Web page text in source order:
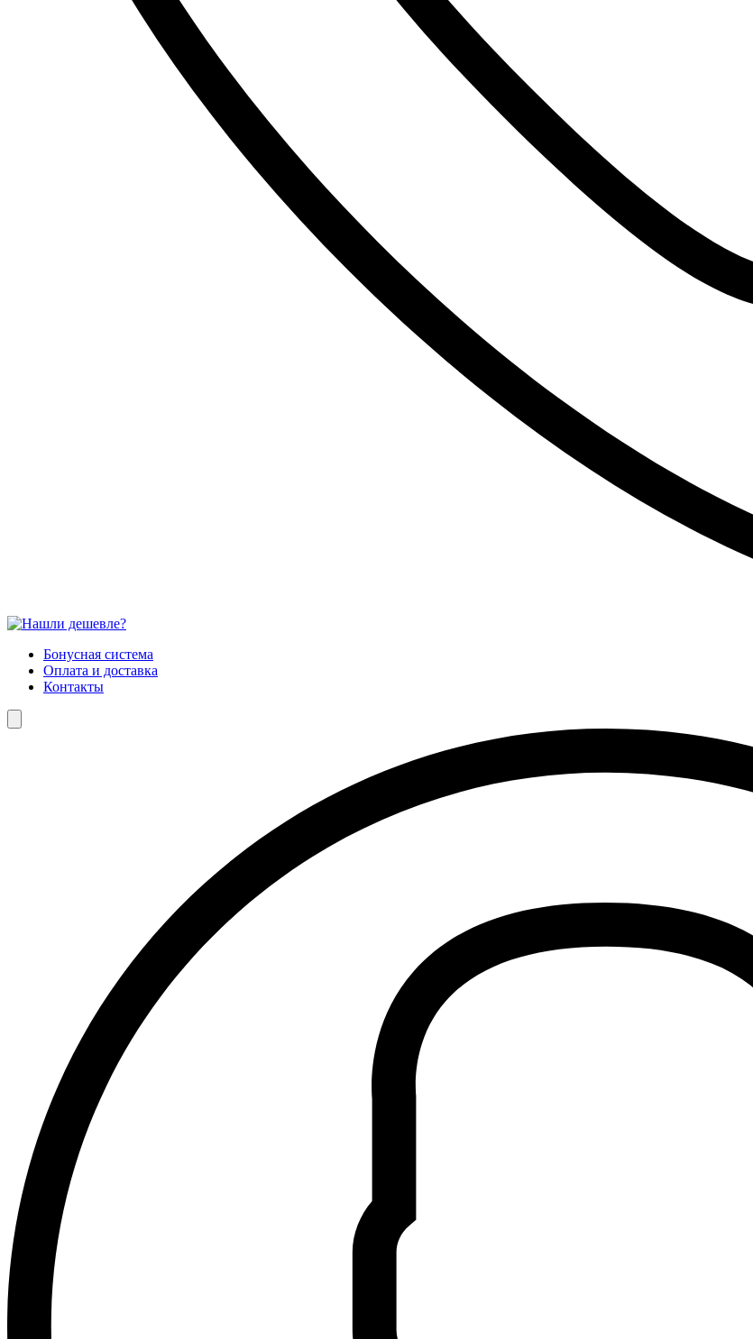
Бонусная система
Оплата и доставка
Контакты